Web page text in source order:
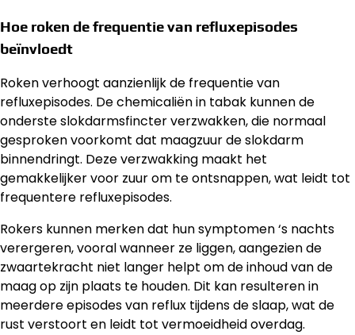
Hoe roken de frequentie van refluxepisodes
beïnvloedt
Roken verhoogt aanzienlijk de frequentie van
refluxepisodes. De chemicaliën in tabak kunnen de
onderste slokdarmsfincter verzwakken, die normaal
gesproken voorkomt dat maagzuur de slokdarm
binnendringt. Deze verzwakking maakt het
gemakkelijker voor zuur om te ontsnappen, wat leidt tot
frequentere refluxepisodes.
Rokers kunnen merken dat hun symptomen ‘s nachts
verergeren, vooral wanneer ze liggen, aangezien de
zwaartekracht niet langer helpt om de inhoud van de
maag op zijn plaats te houden. Dit kan resulteren in
meerdere episodes van reflux tijdens de slaap, wat de
rust verstoort en leidt tot vermoeidheid overdag.